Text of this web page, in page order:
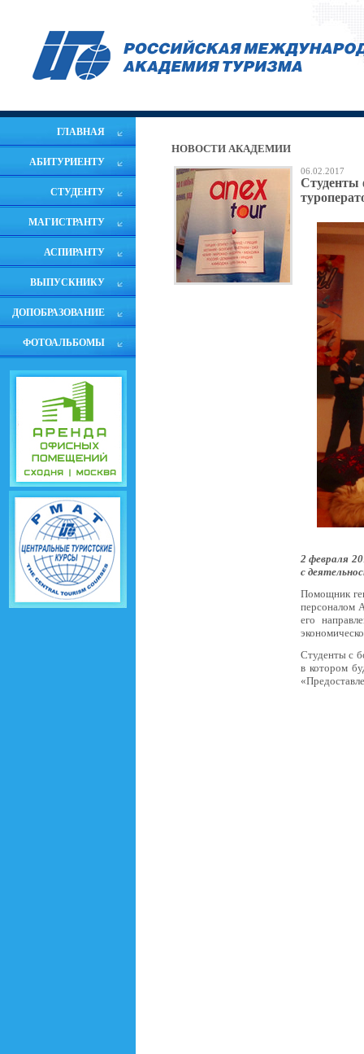
ГЛАВНАЯ
АБИТУРИЕНТУ
СТУДЕНТУ
МАГИСТРАНТУ
АСПИРАНТУ
ВЫПУСКНИКУ
ДОПОБРАЗОВАНИЕ
ФОТОАЛЬБОМЫ
НОВОСТИ АКАДЕМИИ
06.02.2017
Студенты
2 февраля
с
Помощник
персоналом
его
Студенты с
в котором